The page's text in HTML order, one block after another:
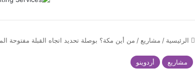
الرئيسية / مشاريع / من أين مكة؟ بوصلة تحديد اتجاه القبلة مفتوحة
مشاريع أردوينو